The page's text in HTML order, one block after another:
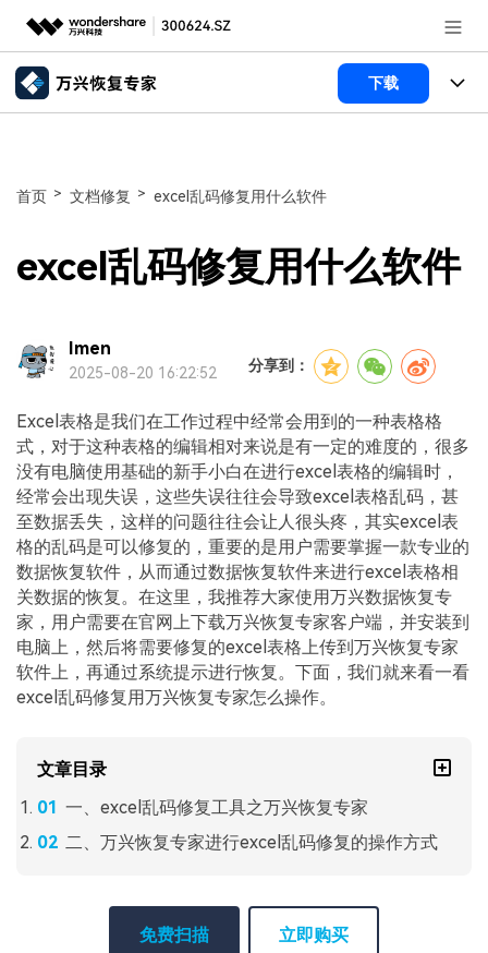
推荐产品
新闻中心
帮助中心
客服热线：4000-300624
下载
数据恢复
使用教程
破损文件修复
常见问题
登录 立即购买
首页 > 文档修复 > excel乱码修复用什么软件
excel乱码修复用什么软件
Imen
2025-08-20 16:22:52 分享到：
Excel表格是我们在工作过程中经常会用到的一种表格格
式，对于这种表格的编辑相对来说是有一定的难度的，很多
没有电脑使用基础的新手小白在进行excel表格的编辑时，
经常会出现失误，这些失误往往会导致excel表格乱码，甚
至数据丢失，这样的问题往往会让人很头疼，其实excel表
格的乱码是可以修复的，重要的是用户需要掌握一款专业的
数据恢复软件，从而通过数据恢复软件来进行excel表格相
关数据的恢复。在这里，我推荐大家使用万兴数据恢复专
家，用户需要在官网上下载万兴恢复专家客户端，并安装到
电脑上，然后将需要修复的excel表格上传到万兴恢复专家
软件上，再通过系统提示进行恢复。下面，我们就来看一看
excel乱码修复用万兴恢复专家怎么操作。
文章目录
一、excel乱码修复工具之万兴恢复专家
二、万兴恢复专家进行excel乱码修复的操作方式
免费扫描 立即购买